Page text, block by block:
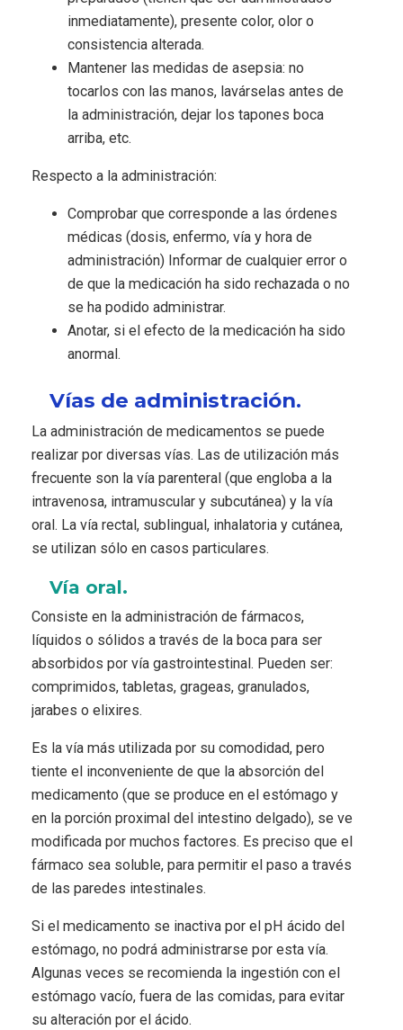
inmediatamente), presente color, olor o
consistencia alterada.
Mantener las medidas de asepsia: no
tocarlos con las manos, lavárselas antes de
la administración, dejar los tapones boca
arriba, etc.
Respecto a la administración:
Comprobar que corresponde a las órdenes
médicas (dosis, enfermo, vía y hora de
administración) Informar de cualquier error o
de que la medicación ha sido rechazada o no
se ha podido administrar.
Anotar, si el efecto de la medicación ha sido
anormal.
Vías de administración.
La administración de medicamentos se puede
realizar por diversas vías. Las de utilización más
frecuente son la vía parenteral (que engloba a la
intravenosa, intramuscular y subcutánea) y la vía
oral. La vía rectal, sublingual, inhalatoria y cutánea,
se utilizan sólo en casos particulares.
Vía oral.
Consiste en la administración de fármacos,
líquidos o sólidos a través de la boca para ser
absorbidos por vía gastrointestinal. Pueden ser:
comprimidos, tabletas, grageas, granulados,
jarabes o elixires.
Es la vía más utilizada por su comodidad, pero
tiente el inconveniente de que la absorción del
medicamento (que se produce en el estómago y
en la porción proximal del intestino delgado), se ve
modificada por muchos factores. Es preciso que el
fármaco sea soluble, para permitir el paso a través
de las paredes intestinales.
Si el medicamento se inactiva por el pH ácido del
estómago, no podrá administrarse por esta vía.
Algunas veces se recomienda la ingestión con el
estómago vacío, fuera de las comidas, para evitar
su alteración por el ácido.